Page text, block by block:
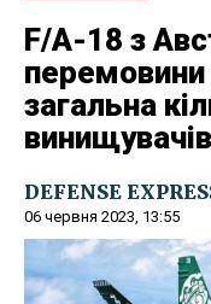
F/A-18 з
загальна
винищувачів
DEFENSE
06 червня 2023, 13:55